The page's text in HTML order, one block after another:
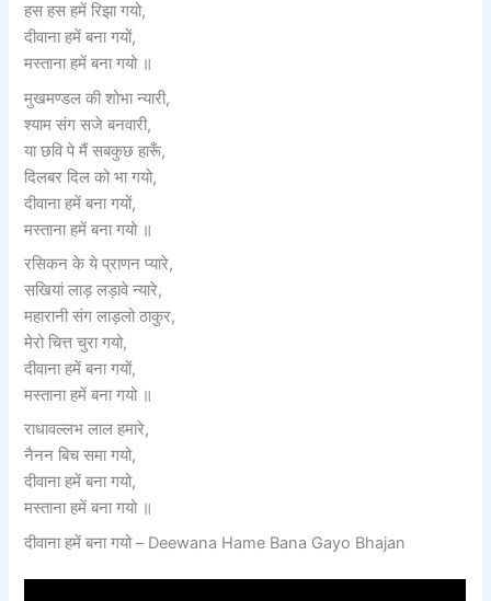
हस हस हमें रिझा गयो,
दीवाना हमें बना गयों,
मस्ताना हमें बना गयो ॥
मुखमण्डल की शोभा न्यारी,
श्याम संग सजे बनवारी,
या छवि पे मैं सबकुछ हारूँ,
दिलबर दिल को भा गयो,
दीवाना हमें बना गयों,
मस्ताना हमें बना गयो ॥
रसिकन के ये प्राणन प्यारे,
सखियां लाड़ लड़ावे न्यारे,
महारानी संग लाड़लो ठाकुर,
मेरो चित्त चुरा गयो,
दीवाना हमें बना गयों,
मस्ताना हमें बना गयो ॥
राधावल्लभ लाल हमारे,
नैनन बिच समा गयो,
दीवाना हमें बना गयो,
मस्ताना हमें बना गयो ॥
दीवाना हमें बना गयो – Deewana Hame Bana Gayo Bhajan